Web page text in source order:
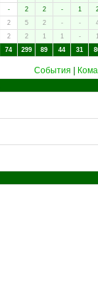
- 2 2 - 1
2 5 2 - -
2 2 1 1 -
74 299 89 44 31
События